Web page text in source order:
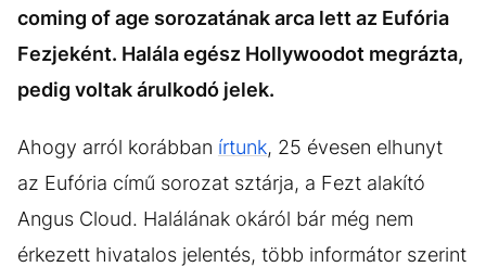
coming of age sorozatának arca lett az Eufória
Fezjeként. Halála egész Hollywoodot megrázta,
pedig voltak árulkodó jelek.
Ahogy arról korábban írtunk, 25 évesen elhunyt
az Eufória című sorozat sztárja, a Fezt alakító
Angus Cloud. Halálának okáról bár még nem
érkezett hivatalos jelentés, több informátor szerint